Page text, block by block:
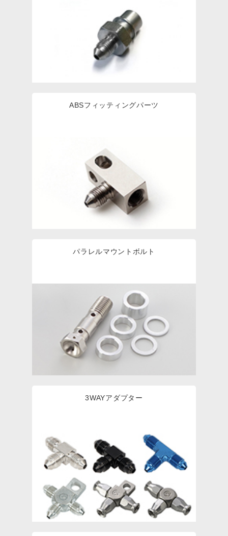
ABSフィッティングパーツ
パラレルマウントボルト
3WAYアダプター